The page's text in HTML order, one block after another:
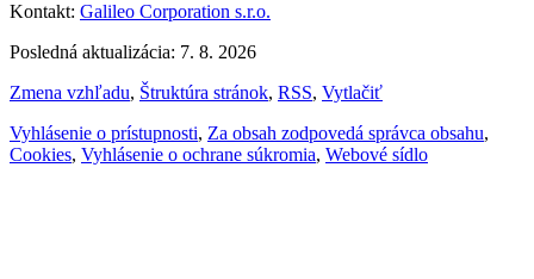
Kontakt: Galileo Corporation s.r.o.
Posledná aktualizácia: 7. 8. 2026
Zmena vzhľadu, Štruktúra stránok, RSS, Vytlačiť
Vyhlásenie o prístupnosti, Za obsah zodpovedá správca obsahu,
Cookies, Vyhlásenie o ochrane súkromia, Webové sídlo